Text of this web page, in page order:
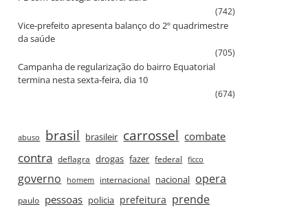
(742)
Vice‑prefeito apresenta balanço do 2º quadrimestre
da saúde
(705)
Campanha de regularização do bairro Equatorial
termina nesta sexta‑feira, dia 10
(674)
abuso brasil brasileir carrossel combate
contra deflagra drogas fazer federal ficco
governo homem internacional nacional opera
paulo pessoas policia prefeitura prende